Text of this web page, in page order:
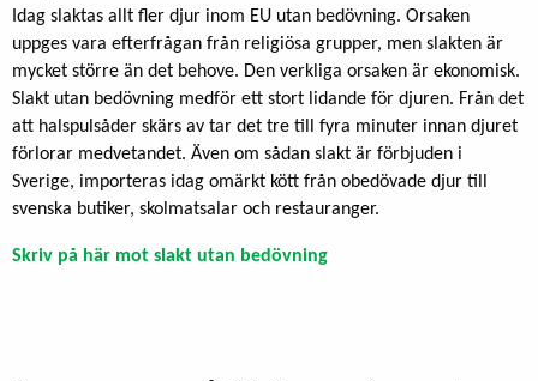
Idag slaktas allt fler djur inom EU utan bedövning. Orsaken
uppges vara efterfrågan från religiösa grupper, men slakten är
mycket större än det behove. Den verkliga orsaken är ekonomisk.
Slakt utan bedövning medför ett stort lidande för djuren. Från det
att halspulsåder skärs av tar det tre till fyra minuter innan djuret
förlorar medvetandet. Även om sådan slakt är förbjuden i
Sverige, importeras idag omärkt kött från obedövade djur till
svenska butiker, skolmatsalar och restauranger.
Skriv på här mot slakt utan bedövning